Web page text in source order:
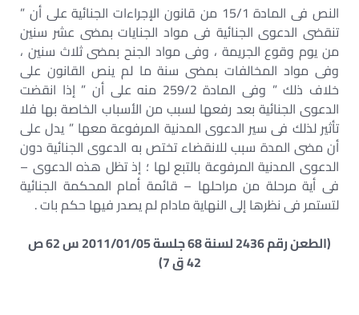
النص فى المادة 15/1 من قانون الإجراءات الجنائية على أن ”
تنقضى الدعوى الجنائية فى مواد الجنايات بمضى عشر سنين
من يوم وقوع الجريمة ، وفى مواد الجنح بمضى ثلاث سنين ،
وفى مواد المخالفات بمضى سنة ما لم ينص القانون على
خلاف ذلك ” وفى المادة 259/2 منه على أن ” إذا انقضت
الدعوى الجنائية بعد رفعها لسبب من الأسباب الخاصة بها فلا
تأثير لذلك فى سير الدعوى المدنية المرفوعة معها ” يدل على
أن مضى المدة سبب للانقضاء تختص به الدعوى الجنائية دون
الدعوى المدنية المرفوعة بالتبع لها ؛ إذ تظل هذه الدعوى –
فى أية مرحلة من مراحلها – قائمة أمام المحكمة الجنائية
لتستمر فى نظرها إلى النهاية مادام لم يصدر فيها حكم بات .
(الطعن رقم 2436 لسنة 68 جلسة 2011/01/05 س 62 ص
42 ق 7)